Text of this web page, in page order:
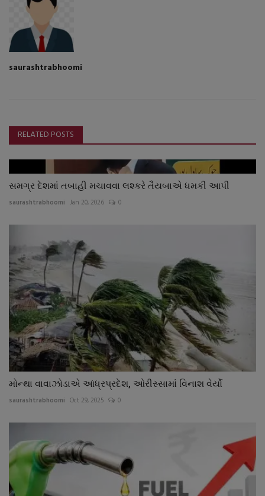
saurashtrabhoomi
RELATED POSTS
સમગ્ર દેશમાં તબાહી મચાવવા લશ્કરે તૈયબાએ ધમકી આપી
saurashtrabhoomi Jan 20, 2026 0
મોન્થા વાવાઝોડાએ આંધ્રપ્રદેશ, ઓરીસ્સામાં વિનાશ વેર્યો
saurashtrabhoomi Oct 29, 2025 0